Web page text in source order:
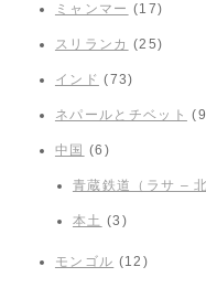
ミャンマー (17)
スリランカ (25)
インド (73)
ネパールとチベット
中国 (6)
青蔵鉄道（ラサ – 北
本土 (3)
モンゴル (12)